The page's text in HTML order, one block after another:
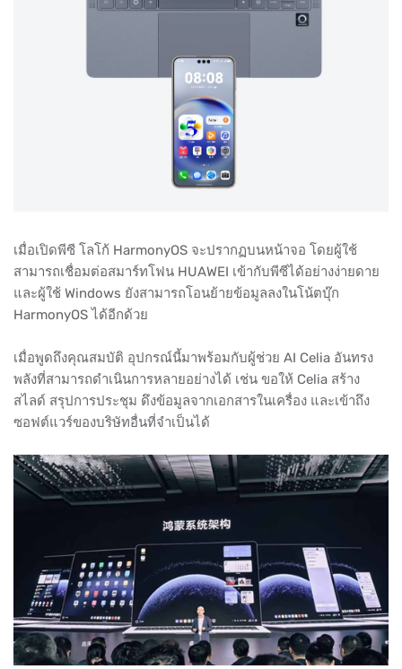
เมื่อเปิดพีซี โลโก้ HarmonyOS จะปรากฏบนหน้าจอ โดยผู้ใช้
สามารถเชื่อมต่อสมาร์ทโฟน HUAWEI เข้ากับพีซีได้อย่างง่ายดาย
และผู้ใช้ Windows ยังสามารถโอนย้ายข้อมูลลงในโน้ตบุ๊ก
HarmonyOS ได้อีกด้วย
เมื่อพูดถึงคุณสมบัติ อุปกรณ์นี้มาพร้อมกับผู้ช่วย AI Celia อันทรง
พลังที่สามารถดำเนินการหลายอย่างได้ เช่น ขอให้ Celia สร้าง
สไลด์ สรุปการประชุม ดึงข้อมูลจากเอกสารในเครื่อง และเข้าถึง
ซอฟต์แวร์ของบริษัทอื่นที่จำเป็นได้